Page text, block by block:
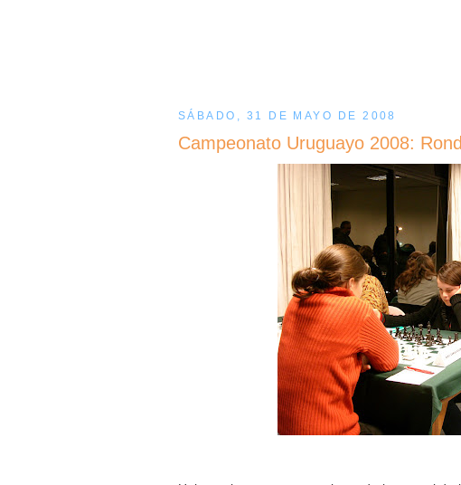
SÁBADO, 31 DE MAYO DE 2008
Campeonato Uruguayo 2008: